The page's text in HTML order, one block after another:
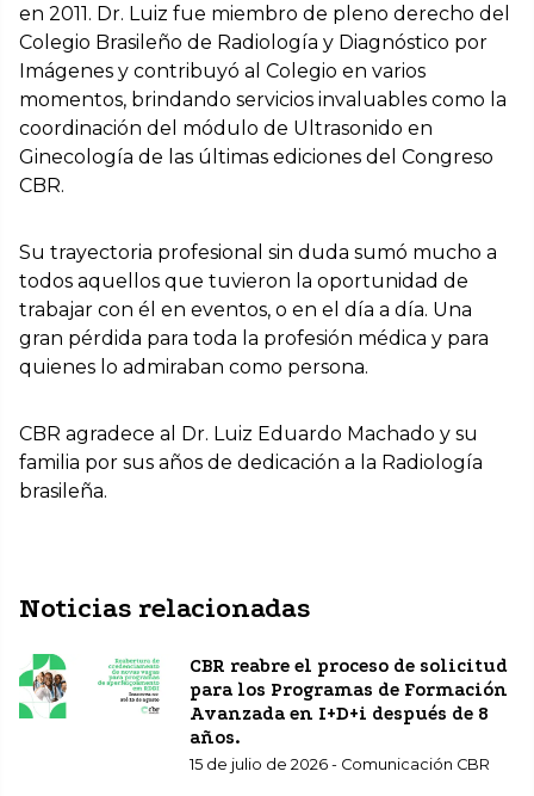
en 2011. Dr. Luiz fue miembro de pleno derecho del
Colegio Brasileño de Radiología y Diagnóstico por
Imágenes y contribuyó al Colegio en varios
momentos, brindando servicios invaluables como la
coordinación del módulo de Ultrasonido en
Ginecología de las últimas ediciones del Congreso
CBR.
Su trayectoria profesional sin duda sumó mucho a
todos aquellos que tuvieron la oportunidad de
trabajar con él en eventos, o en el día a día. Una
gran pérdida para toda la profesión médica y para
quienes lo admiraban como persona.
CBR agradece al Dr. Luiz Eduardo Machado y su
familia por sus años de dedicación a la Radiología
brasileña.
Noticias relacionadas
CBR reabre el proceso de solicitud
para los Programas de Formación
Avanzada en I+D+i después de 8
años.
15 de julio de 2026 - Comunicación CBR